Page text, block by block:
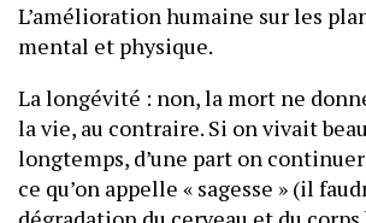
L’amélioration humaine sur les
mental et physique.
La longévité : non, la mort ne
la vie, au contraire. Si on vivait
longtemps, d’une part on
ce qu’on appelle « sagesse » (il